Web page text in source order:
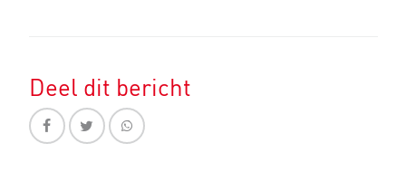
Deel dit bericht